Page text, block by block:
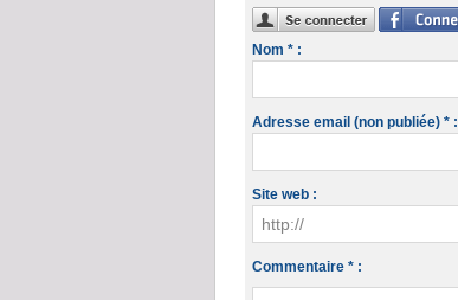
Nom * :
Adresse email (non publiée) * :
Site web :
Commentaire * :